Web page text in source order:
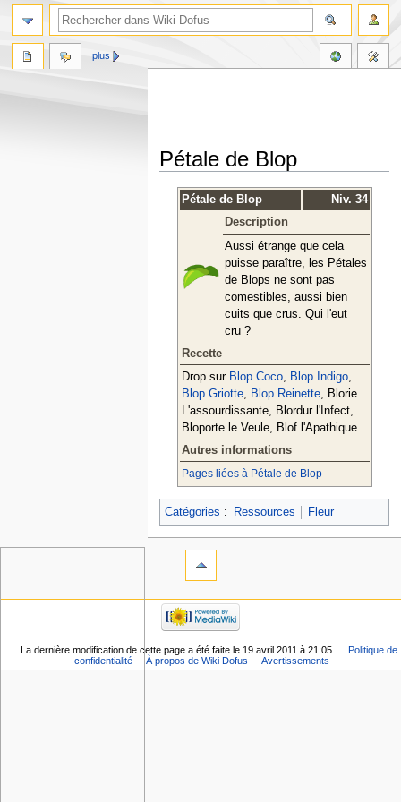
Pétale de Blop
Pétale de Blop
Niv. 34
Description
Aussi étrange que cela
puisse paraître, les Pétales
de Blops ne sont pas
comestibles, aussi bien
cuits que crus. Qui l'eut
cru ?
Recette
Drop sur Blop Coco, Blop Indigo,
Blop Griotte, Blop Reinette, Blorie
L'assourdissante, Blordur l'Infect,
Bloporte le Veule, Blof l'Apathique.
Autres informations
Pages liées à Pétale de Blop
Catégories : Ressources Fleur
plus
La dernière modification de cette page a été faite le 19 avril 2011 à 21:05.
Politique de
confidentialité
À propos de Wiki Dofus Avertissements